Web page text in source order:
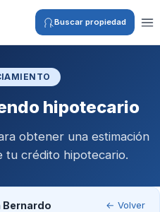
Buscar propiedad
hipotecario
obtener una estimación
tu crédito hipotecario.
Bernardo ← Volver